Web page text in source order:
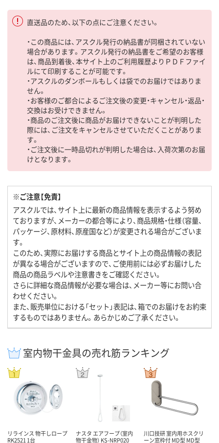
直送品のため、以下の点にご注意ください。
・この商品には、アスクル発行の納品書が同梱されていない
場合があります。アスクル発行の納品書をご希望のお客様
は、商品到着後、本サイト上のご利用履歴よりＰＤＦファイ
ルにて印刷することが可能です。
・アスクルのダンボールもしくは袋でのお届けではありま
せん。
・お客様のご都合によるご注文後の変更・キャンセル・返品・
交換はお受けできません。
・商品のご注文後に商品がお届けできないことが判明した
際には、ご注文をキャンセルさせていただくことがありま
す。
・ご注文後に一時品切れが判明した場合は、入荷次第のお届
けとなります。
※ご注意【免責】
アスクルでは、サイト上に最新の商品情報を表示するよう努め
ておりますが、メーカーの都合等により、商品規格・仕様（容量、
パッケージ、原材料、原産国など）が変更される場合がございま
す。
このため、実際にお届けする商品とサイト上の商品情報の表記
が異なる場合がございますので、ご使用前には必ずお届けした
商品の商品ラベルや注意書きをご確認ください。
さらに詳細な商品情報が必要な場合は、メーカー等にお問い合
わせください。
また、販売単位における「セット」表記は、箱でのお届けをお約束
するものではありません。あらかじめご了承ください。
室内物干金具の売れ筋ランキング
リラインス 物干しロープ
RK2521 1台
ナスタ エアフープ（室内
物干金物） KS-NRP020
川口技研 室内用ホスクリ
ーン窓枠付 MD型 MD型